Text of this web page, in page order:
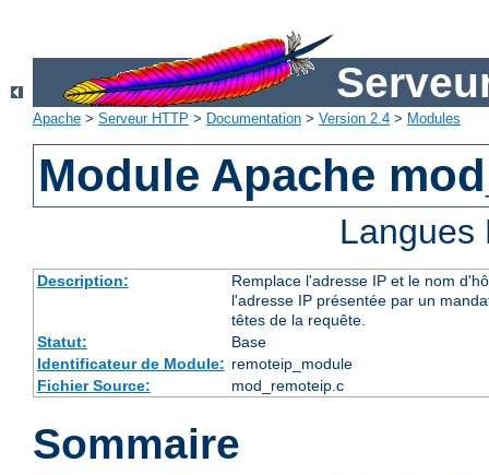
Apache > Serveur HTTP > Documentation > Version 2.4 > Modules
Module Apache
Description:
Remplace l'adresse IP et le nom
l'adresse IP présentée par un
têtes de la requête.
Statut:
Base
Identificateur de Module: remoteip_module
Fichier Source:
mod_remoteip.c
Sommaire